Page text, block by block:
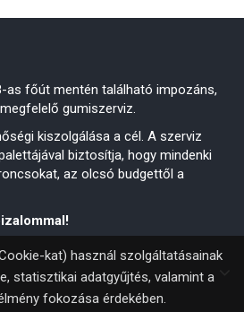
as főút mentén található impozáns,
gumiszerviz.
kiszolgálása a cél. A szerviz
biztosítja, hogy mindenki
az olcsó budgettől a
kat) használ szolgáltatásainak
statisztikai adatgyűjtés, valamint a
fokozása érdekében.